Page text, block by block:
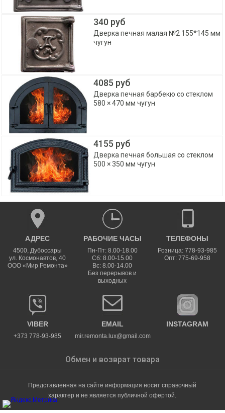
340 руб
Дверка печная малая №2 155*145 мм
чугун
4085 руб
Дверка печная барбекю со стеклом
580 × 470 мм чугун
4155 руб
Дверка печная большая со стеклом
500 × 350 мм чугун
АДРЕС
4500,Дубоссары
ул. Космонавтов, 40
ООО «Мир Ремонта»
РАБОЧИЕ ЧАСЫ
Пн-Пт: 8.00-18.00
Сб: 8.00-15.00
Вс: 8.00-14.00
Без перерывов и
выходных
ТЕЛЕФОНЫ
Розница: 778-93-985
Опт: 775-69-958
VIBER
+373 778-93-985
EMAIL
mir.remonta.lux@gmail.com
INSTAGRAM
Обмен и возврат товара
Представленная на сайте информация носит справочный
характер и не является публичной офертой.